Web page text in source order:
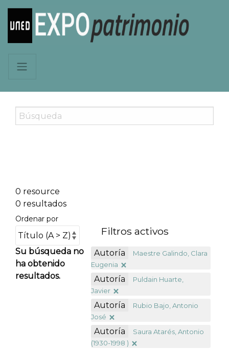
0 resource
0 resultados
Ordenar por
Su búsqueda no
ha obtenido
resultados.
Filtros activos
Autoría
Maestre Galindo, Clara
Eugenia
Autoría
Puldain Huarte,
Javier
Autoría
Rubio Bajo, Antonio
José
Autoría
Saura Atarés, Antonio
(1930-1998 )